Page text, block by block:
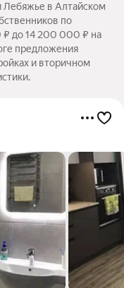
Лебяжье в Алтайском
по
₽ до 14 200 000 ₽ на
предложения
и вторичном